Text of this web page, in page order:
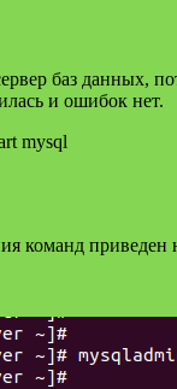
баз данных,
и ошибок нет.
mysql
команд приведен